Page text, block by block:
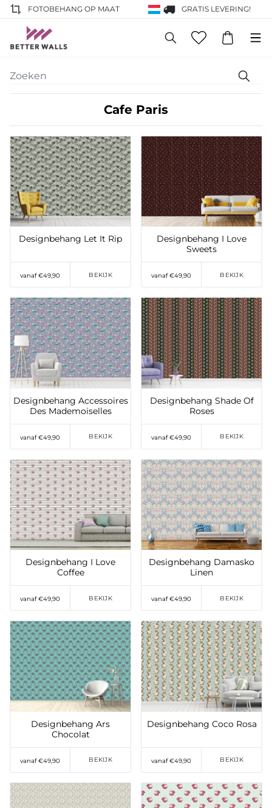
FOTOBEHANG OP MAAT GRATIS LEVERING!
Cafe Paris
Toevoegen aan
verlanglijst
Designbehang Let It Rip
vanaf €49,90 BEKIJK
Toevoegen aan
verlanglijst
Designbehang I Love
Sweets
vanaf €49,90 BEKIJK
Toevoegen aan
verlanglijst
Designbehang Accessoires
Des Mademoiselles
vanaf €49,90 BEKIJK
Toevoegen aan
verlanglijst
Designbehang Shade Of
Roses
vanaf €49,90 BEKIJK
Toevoegen aan
verlanglijst
Designbehang I Love
Coffee
vanaf €49,90 BEKIJK
Toevoegen aan
verlanglijst
Designbehang Damasko
Linen
vanaf €49,90 BEKIJK
Toevoegen aan
verlanglijst
Designbehang Ars
Chocolat
vanaf €49,90 BEKIJK
Toevoegen aan
verlanglijst
Designbehang Coco Rosa
vanaf €49,90 BEKIJK